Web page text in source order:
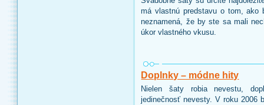
má vlastnú predstavu o tom, ako
neznamená, že by ste sa mali
úkor vlastného vkusu.
Doplnky – módne hity
Nielen šaty robia nevestu,
jedinečnosť nevesty. V roku 2006